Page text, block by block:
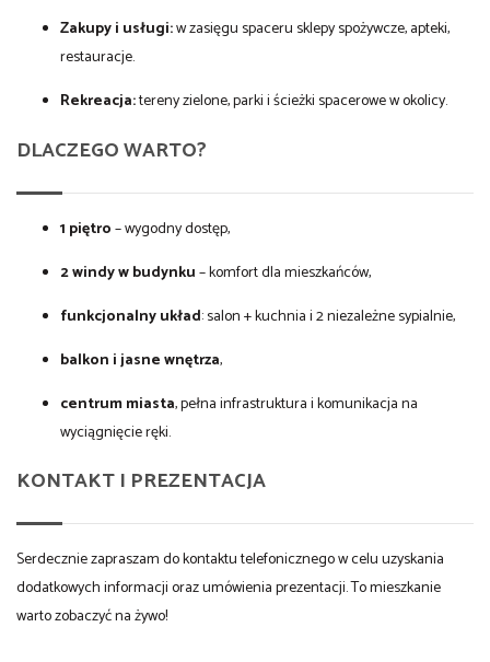
Zakupy i usługi:w zasięgu spaceru sklepy spożywcze, apteki,
restauracje.
Rekreacja:tereny zielone, parki i ścieżki spacerowe w okolicy.
DLACZEGO WARTO?
1 piętro– wygodny dostęp,
2 windy w budynku– komfort dla mieszkańców,
funkcjonalny układ: salon + kuchnia i 2 niezależne sypialnie,
balkon i jasne wnętrza,
centrum miasta, pełna infrastruktura i komunikacja na
wyciągnięcie ręki.
KONTAKT I PREZENTACJA
Serdecznie zapraszam do kontaktu telefonicznego w celu uzyskania
dodatkowych informacji oraz umówienia prezentacji. To mieszkanie
warto zobaczyć na żywo!